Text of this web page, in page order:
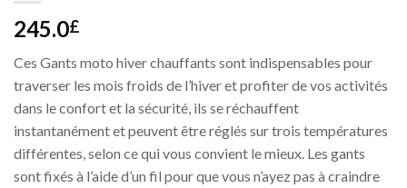
245.0£
Ces Gants moto hiver chauffants sont indispensables pour
traverser les mois froids de l’hiver et profiter de vos activités
dans le confort et la sécurité, ils se réchauffent
instantanément et peuvent être réglés sur trois températures
différentes, selon ce qui vous convient le mieux. Les gants
sont fixés à l’aide d’un fil pour que vous n’ayez pas à craindre